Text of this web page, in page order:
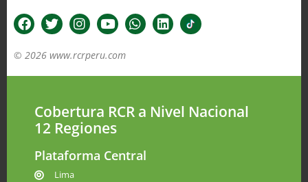
© 2026 www.rcrperu.com
Cobertura RCR a Nivel Nacional
12 Regiones
Plataforma Central
Lima